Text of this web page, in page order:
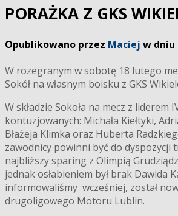
PORAŻKA Z GKS
Opublikowano przez Maciej w dniu
W rozegranym w sobotę 18 lutego
Sokół na własnym boisku z GKS
W składzie Sokoła na mecz z liderem
kontuzjowanych: Michała Kiełtyki,
Błażeja Klimka oraz Huberta
zawodnicy powinni być do dyspozycji
najbliższy sparing z Olimpią
jednak osłabieniem był brak Dawida
informowaliśmy wcześniej, został
drugoligowego Motoru Lublin.